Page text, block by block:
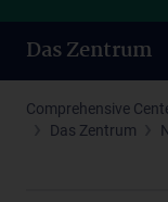
Das Zentrum
Comprehensive
Das Zentrum